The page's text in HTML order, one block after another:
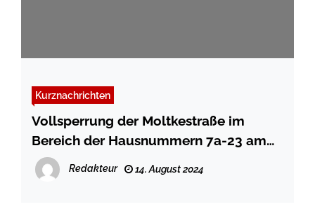
Kurznachrichten
Vollsperrung der Moltkestraße im
Bereich der Hausnummern 7a-23 am
21.08.2024
Redakteur 14. August 2024